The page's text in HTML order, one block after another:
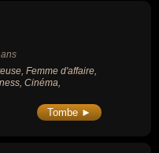
ans
Femme d'affaire,
Cinéma,
Tombe ►